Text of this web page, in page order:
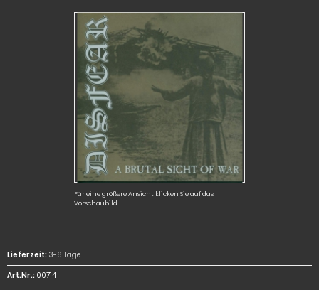
Für eine größere Ansicht klicken Sie auf das
Vorschaubild
Lieferzeit: 3-6 Tage
Art.Nr.: 00714